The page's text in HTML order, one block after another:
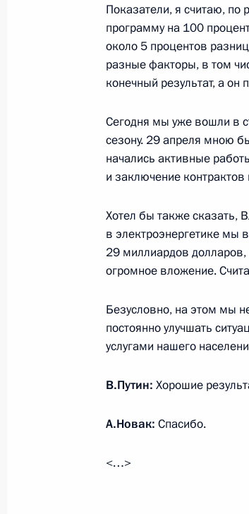
Совещание о
судостроительной
21 мая 2013 года, 17:30
Соболезнования
21 мая 2013 года, 14:30
Указом Президента
21 мая 2013 года, 09:30
20 мая 2013 года,
Встреча с
Рабочая встреча с
Показатели, я считаю,
программу на 100
около 5 процентов
разные факторы, в том
конечный результат, а он
Сегодня мы уже вошли в
сезону. 29 апреля мною
начались активные
и заключение
Хотел бы также сказать,
в электроэнергетике мы
29 миллиардов
огромное вложение.
Безусловно, на этом мы
постоянно улучшать
услугами нашего
В.Путин: Хорошие
А.Новак: Спасибо.
<…>